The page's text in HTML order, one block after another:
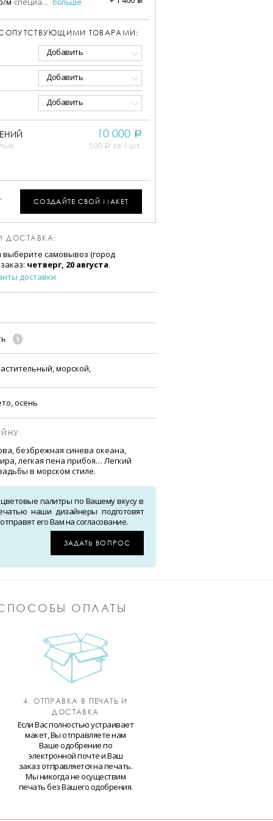
ТОВАРАМИ:
Добавить
Добавить
Добавить
10 000 a
500 a за 1 шт.
СОЗДАЙТЕ СВОЙ МАКЕТ
ДОСТАВКА:
выберите самовывоз (город
четверг, 20 августа.
доставки
морской,
осень
безбрежная синева океана,
легкая пена прибоя… Легкий
в морском стиле.
палитры по Вашему вкусу в
наши дизайнеры подготовят
его Вам на согласование.
ЗАДАТЬ ВОПРОС
ОПЛАТЫ
4. ОТПРАВКА В ПЕЧАТЬ И
ДОСТАВКА
Если Вас полностью устраивает
макет, Вы отправляете нам
Ваше одобрение по
электронной почте и Ваш
заказ отправляется на печать.
Мы никогда не осуществим
печать без Вашего одобрения.